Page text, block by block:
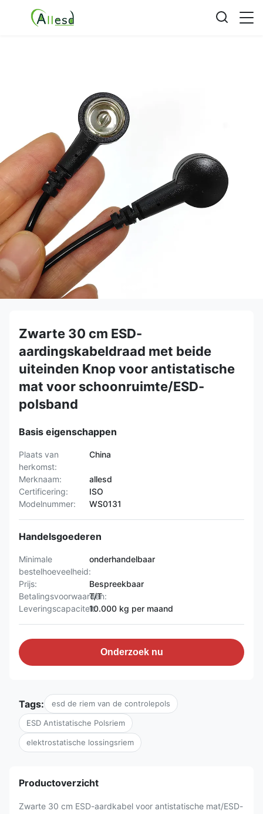
Zwarte 30 cm ESD-
aardingskabeldraad met beide
uiteinden Knop voor antistatische
mat voor schoonruimte/ESD-
polsband
Basis eigenschappen
Plaats van
herkomst:
China
Merknaam:
allesd
Certificering:
ISO
Modelnummer:
WS0131
Handelsgoederen
Minimale
bestelhoeveelheid:
onderhandelbaar
Prijs:
Bespreekbaar
Betalingsvoorwaarden:
T/T
Leveringscapaciteit:10.000 kg per maand
Onderzoek nu
Tags: esd de riem van de controlepols
ESD Antistatische Polsriem
elektrostatische lossingsriem
Productoverzicht
Zwarte 30 cm ESD-aardkabel voor antistatische mat/ESD-